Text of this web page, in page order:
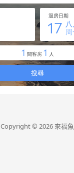
Copyright © 2026 來福魚